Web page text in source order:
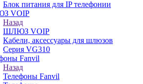
Блок питания для IP телефонии
VOIP
Назад
ШЛЮЗ VOIP
Кабели, аксессуары для шлюзов
Серия VG310
Fanvil
Назад
Телефоны Fanvil